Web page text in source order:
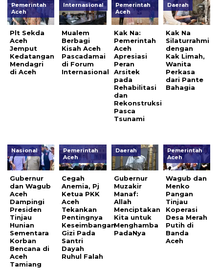
Pemerintah
Aceh
Plt Sekda
Aceh
Jemput
Kedatangan
Mendagri
di Aceh
Internasional
Mualem
Berbagi
Kisah Aceh
Pascadamai
di Forum
Internasional
Pemerintah
Aceh
Kak Na:
Pemerintah
Aceh
Apresiasi
Peran
Arsitek
pada
Rehabilitasi
dan
Rekonstruksi
Pasca
Tsunami
Daerah
Kak Na
Silaturrahmi
dengan
Kak Limah,
Wanita
Perkasa
dari Pante
Bahagia
Nasional
Gubernur
dan Wagub
Aceh
Dampingi
Presiden
Tinjau
Hunian
Sementara
Korban
Bencana di
Aceh
Tamiang ‎
Pemerintah
Aceh
Cegah
Anemia, Pj
Ketua PKK
Aceh
Tekankan
Pentingnya
Keseimbangan
Gizi Pada
Santri
Dayah
Ruhul Falah
Daerah
Gubernur
Muzakir
Manaf:
Allah
Menciptakan
Kita untuk
Menghamba
PadaNya
Pemerintah
Aceh
Wagub dan
Menko
Pangan
Tinjau
Koperasi
Desa Merah
Putih di
Banda
Aceh